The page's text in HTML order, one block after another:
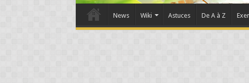
News Wiki Astuces De A à Z